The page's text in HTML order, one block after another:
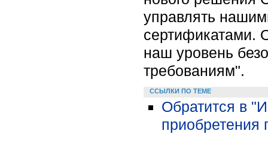
управлять
сертификатами.
наш уровень
требованиям".
ССЫЛКИ ПО ТЕМЕ
Обратится в
приобретения